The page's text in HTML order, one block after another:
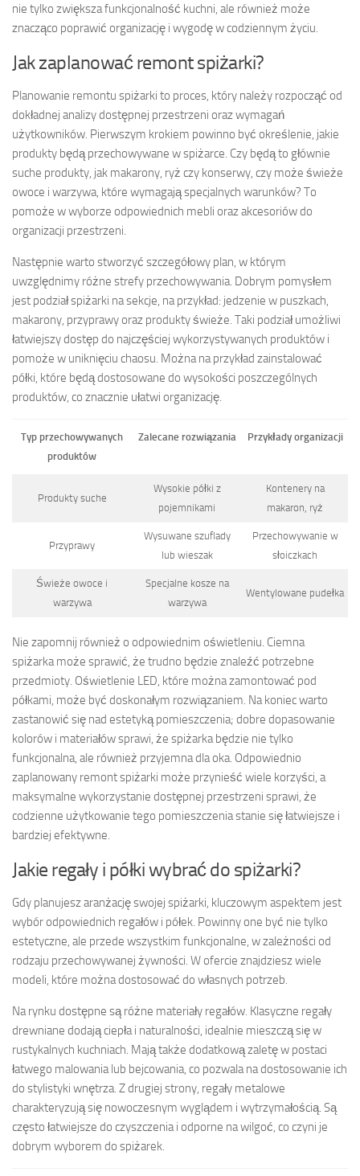
nie tylko zwiększa funkcjonalność kuchni, ale również może
znacząco poprawić organizację i wygodę w codziennym życiu.
Jak zaplanować remont spiżarki?
Planowanie remontu spiżarki to proces, który należy rozpocząć od
dokładnej analizy dostępnej przestrzeni oraz wymagań
użytkowników. Pierwszym krokiem powinno być określenie, jakie
produkty będą przechowywane w spiżarce. Czy będą to głównie
suche produkty, jak makarony, ryż czy konserwy, czy może świeże
owoce i warzywa, które wymagają specjalnych warunków? To
pomoże w wyborze odpowiednich mebli oraz akcesoriów do
organizacji przestrzeni.
Następnie warto stworzyć szczegółowy plan, w którym
uwzględnimy różne strefy przechowywania. Dobrym pomysłem
jest podział spiżarki na sekcje, na przykład: jedzenie w puszkach,
makarony, przyprawy oraz produkty świeże. Taki podział umożliwi
łatwiejszy dostęp do najczęściej wykorzystywanych produktów i
pomoże w uniknięciu chaosu. Można na przykład zainstalować
półki, które będą dostosowane do wysokości poszczególnych
produktów, co znacznie ułatwi organizację.
Typ przechowywanych
produktów
Zalecane rozwiązania Przykłady organizacji
Produkty suche
Wysokie półki z
pojemnikami
Kontenery na
makaron, ryż
Przyprawy
Wysuwane szuflady
lub wieszak
Przechowywanie w
słoiczkach
Świeże owoce i
warzywa
Specjalne kosze na
warzywa
Wentylowane pudełka
Nie zapomnij również o odpowiednim oświetleniu. Ciemna
spiżarka może sprawić, że trudno będzie znaleźć potrzebne
przedmioty. Oświetlenie LED, które można zamontować pod
półkami, może być doskonałym rozwiązaniem. Na koniec warto
zastanowić się nad estetyką pomieszczenia; dobre dopasowanie
kolorów i materiałów sprawi, że spiżarka będzie nie tylko
funkcjonalna, ale również przyjemna dla oka. Odpowiednio
zaplanowany remont spiżarki może przynieść wiele korzyści, a
maksymalne wykorzystanie dostępnej przestrzeni sprawi, że
codzienne użytkowanie tego pomieszczenia stanie się łatwiejsze i
bardziej efektywne.
Jakie regały i półki wybrać do spiżarki?
Gdy planujesz aranżację swojej spiżarki, kluczowym aspektem jest
wybór odpowiednich regałów i półek. Powinny one być nie tylko
estetyczne, ale przede wszystkim funkcjonalne, w zależności od
rodzaju przechowywanej żywności. W ofercie znajdziesz wiele
modeli, które można dostosować do własnych potrzeb.
Na rynku dostępne są różne materiały regałów. Klasyczne regały
drewniane dodają ciepła i naturalności, idealnie mieszczą się w
rustykalnych kuchniach. Mają także dodatkową zaletę w postaci
łatwego malowania lub bejcowania, co pozwala na dostosowanie ich
do stylistyki wnętrza. Z drugiej strony, regały metalowe
charakteryzują się nowoczesnym wyglądem i wytrzymałością. Są
często łatwiejsze do czyszczenia i odporne na wilgoć, co czyni je
dobrym wyborem do spiżarek.